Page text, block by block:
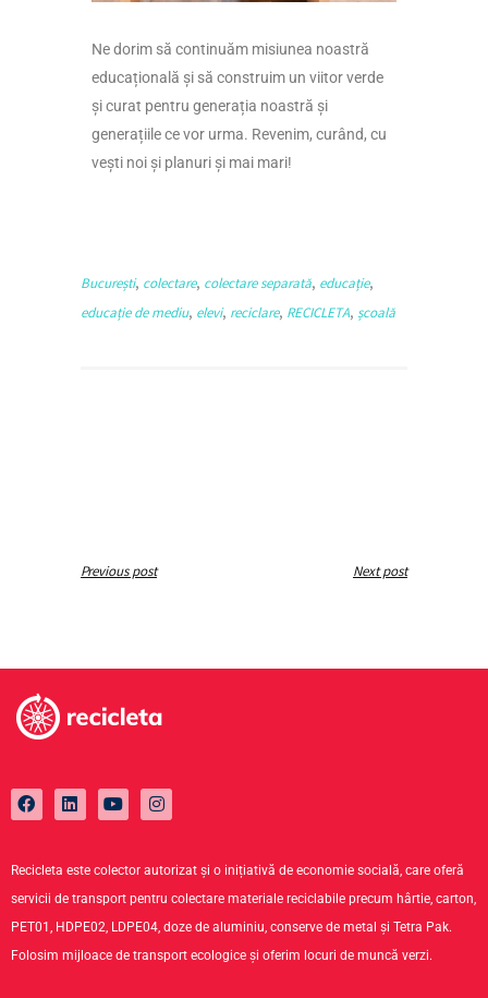
Ne dorim să continuăm misiunea noastră
educațională și să construim un viitor verde
și curat pentru generația noastră și
generațiile ce vor urma. Revenim, curând, cu
vești noi și planuri și mai mari!
București, colectare, colectare separată, educație,
educație de mediu, elevi, reciclare, RECICLETA, școală
Previous post Next post
Recicleta este colector autorizat și o inițiativă de economie socială, care oferă
servicii de transport pentru colectare materiale reciclabile precum hârtie, carton,
PET01, HDPE02, LDPE04, doze de aluminiu, conserve de metal și Tetra Pak.
Folosim mijloace de transport ecologice și oferim locuri de muncă verzi.